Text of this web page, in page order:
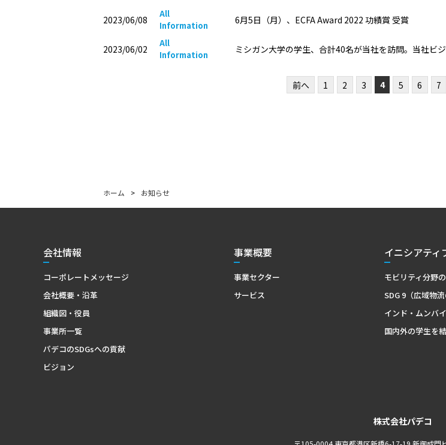
2023/06/08
All
Information
6月5日（月）、ECFA Award 2022 功績賞 受賞
2023/06/02
All
Information
ミシガン大学の学生、合計40名が当社を訪問。当社ビ
前へ 1 2 3 4 5 6 7
ホーム > お知らせ
会社情報
コーポレートメッセージ
会社概要・沿革
組織図・役員
事業所一覧
パデコのSDGsへの貢献
ビジョン
事業概要
事業セクター
サービス
イニシアティ
モビリティ分野
SDG 9（広域物
インド・ムンバ
国内外の学生を
株式会社パデコ